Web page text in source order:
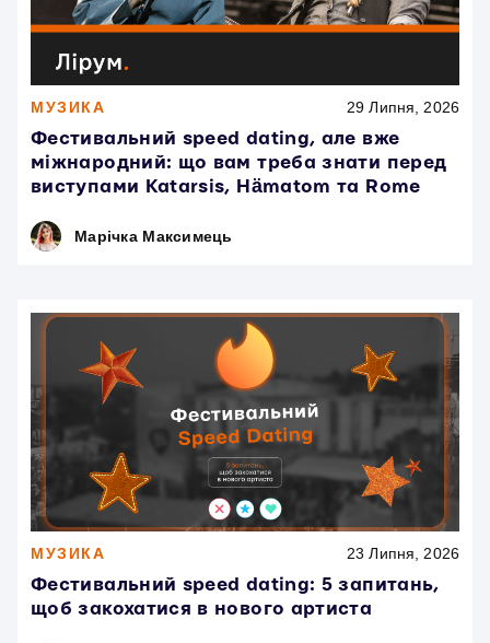
МУЗИКА 29 Липня, 2026
Фестивальний speed dating, але вже
міжнародний: що вам треба знати перед
виступами Katarsis, Hämatom та Rome
Марічка Максимець
МУЗИКА 23 Липня, 2026
Фестивальний speed dating: 5 запитань,
щоб закохатися в нового артиста